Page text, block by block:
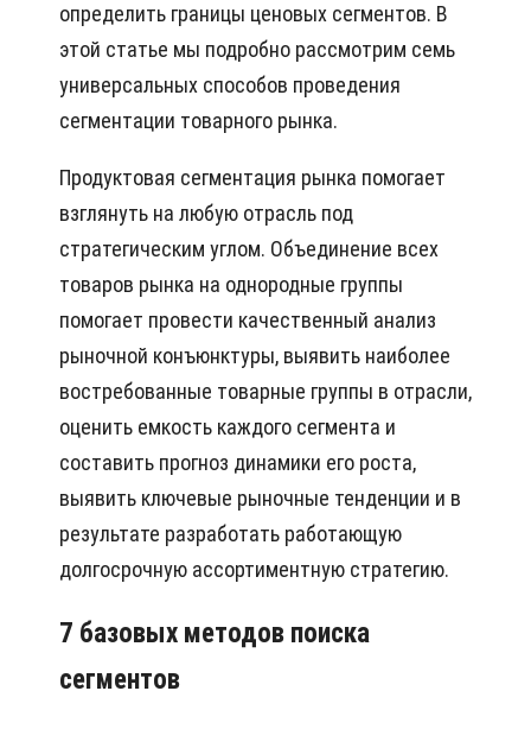
определить границы ценовых сегментов. В
этой статье мы подробно рассмотрим семь
универсальных способов проведения
сегментации товарного рынка.
Продуктовая сегментация рынка помогает
взглянуть на любую отрасль под
стратегическим углом. Объединение всех
товаров рынка на однородные группы
помогает провести качественный анализ
рыночной конъюнктуры, выявить наиболее
востребованные товарные группы в отрасли,
оценить емкость каждого сегмента и
составить прогноз динамики его роста,
выявить ключевые рыночные тенденции и в
результате разработать работающую
долгосрочную ассортиментную стратегию.
7 базовых методов поиска
сегментов